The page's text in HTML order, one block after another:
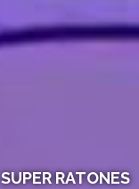
SUPER RATONES